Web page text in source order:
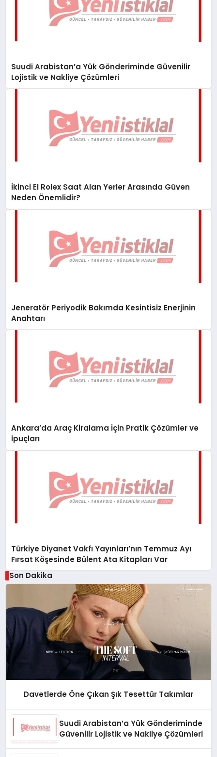
Suudi Arabistan’a Yük Gönderiminde Güvenilir
Lojistik ve Nakliye Çözümleri
İkinci El Rolex Saat Alan Yerler Arasında Güven
Neden Önemlidir?
Jeneratör Periyodik Bakımda Kesintisiz Enerjinin
Anahtarı
Ankara’da Araç Kiralama İçin Pratik Çözümler ve
İpuçları
Türkiye Diyanet Vakfı Yayınları’nın Temmuz Ayı
Fırsat Köşesinde Bülent Ata Kitapları Var
Son Dakika
Davetlerde Öne Çıkan Şık Tesettür Takımlar
Suudi Arabistan’a Yük Gönderiminde
Güvenilir Lojistik ve Nakliye Çözümleri